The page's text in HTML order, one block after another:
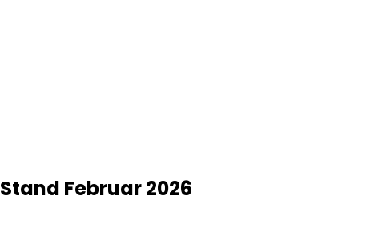
Stand Februar 2026